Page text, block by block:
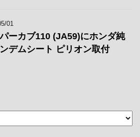
01
ーカブ110 (JA59)にホンダ純
デムシート ピリオン取付